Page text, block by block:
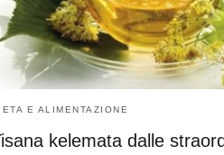
E ALIMENTAZIONE
kelemata dalle